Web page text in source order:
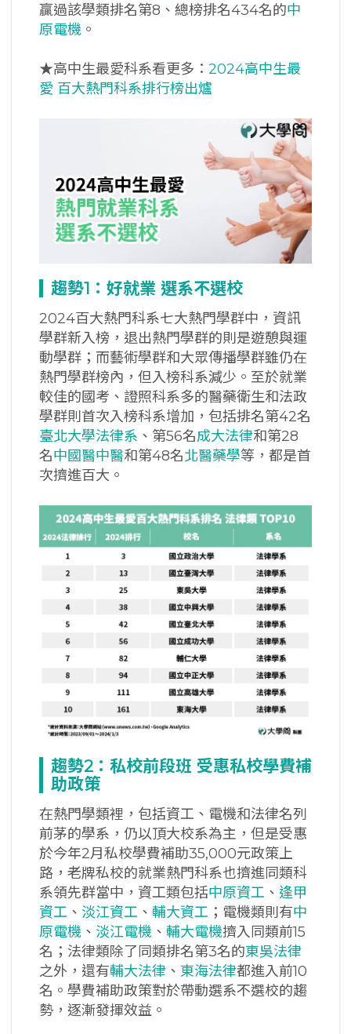
贏過該學類排名第8、總榜排名434名的中
原電機 。
★高中生最愛科系看更多： 2024高中生最
愛 百大熱門科系排行榜出爐
趨勢1 ：好就業 選系不選校
2024百大熱門科系七大熱門學群中，資訊
學群新入榜，退出熱門學群的則是遊憩與運
動學群；而藝術學群和大眾傳播學群雖仍在
熱門學群榜內，但入榜科系減少。至於就業
較佳的國考、證照科系多的醫藥衛生和法政
學群則首次入榜科系增加，包括排名第42名
臺北大學法律系 、第56名成大法律和第28
名中國醫中醫和第48名北醫藥學等，都是首
次擠進百大。
趨勢2 ：私校前段班 受惠私校學費補
助政策
在熱門學類裡，包括資工、電機和法律名列
前茅的學系，仍以頂大校系為主，但是受惠
於今年2月私校學費補助35,000元政策上
路，老牌私校的就業熱門科系也擠進同類科
系領先群當中，資工類包括中原資工 、 逢甲
資工 、 淡江資工 、 輔大資工 ；電機類則有中
原電機 、 淡江電機 、 輔大電機擠入同類前15
名；法律類除了同類排名第3名的東吳法律
之外，還有輔大法律 、 東海法律都進入前10
名。學費補助政策對於帶動選系不選校的趨
勢，逐漸發揮效益。